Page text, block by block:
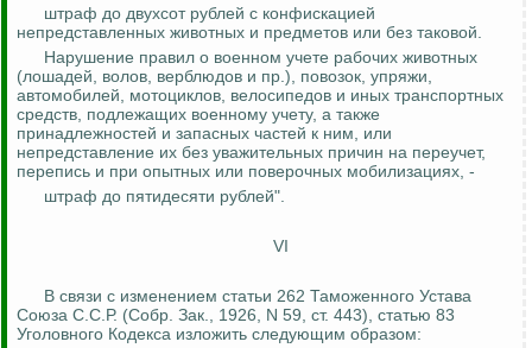
штраф до двухсот рублей с конфискацией
непредставленных животных и предметов или без таковой.
Нарушение правил о военном учете рабочих животных
(лошадей, волов, верблюдов и пр.), повозок, упряжи,
автомобилей, мотоциклов, велосипедов и иных транспортных
средств, подлежащих военному учету, а также
принадлежностей и запасных частей к ним, или
непредставление их без уважительных причин на переучет,
перепись и при опытных или поверочных мобилизациях, -
штраф до пятидесяти рублей".
VI
В связи с изменением статьи 262 Таможенного Устава
Союза С.С.Р. (Собр. Зак., 1926, N 59, ст. 443), статью 83
Уголовного Кодекса изложить следующим образом: